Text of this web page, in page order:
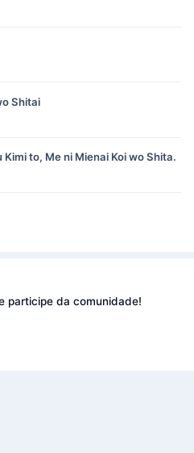
Shitai
Kimi to, Me ni Mienai Koi wo Shita.
participe da comunidade!